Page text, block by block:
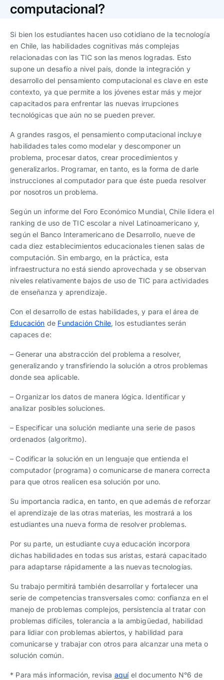
Trabaja con nosotros
Ver todo
Español English
Ver todas
Español English
Ver todas
Español English
progresivos de gestión
Ver todos
Español English
Español|English
Español|English
computacional?
Si bien los estudiantes hacen uso cotidiano de la tecnología
en Chile, las habilidades cognitivas más complejas
relacionadas con las TIC son las menos logradas. Esto
supone un desafío a nivel país, donde la integración y
desarrollo del pensamiento computacional es clave en este
contexto, ya que permite a los jóvenes estar más y mejor
capacitados para enfrentar las nuevas irrupciones
tecnológicas que aún no se pueden prever.
A grandes rasgos, el pensamiento computacional incluye
habilidades tales como modelar y descomponer un
problema, procesar datos, crear procedimientos y
generalizarlos. Programar, en tanto, es la forma de darle
instrucciones al computador para que éste pueda resolver
por nosotros un problema.
Según un informe del Foro Económico Mundial, Chile lidera el
ranking de uso de TIC escolar a nivel Latinoamericano y,
según el Banco Interamericano de Desarrollo, nueve de
cada diez establecimientos educacionales tienen salas de
computación. Sin embargo, en la práctica, esta
infraestructura no está siendo aprovechada y se observan
niveles relativamente bajos de uso de TIC para actividades
de enseñanza y aprendizaje.
Con el desarrollo de estas habilidades, y para el área de
Educación de Fundación Chile, los estudiantes serán
capaces de:
– Generar una abstracción del problema a resolver,
generalizando y transfiriendo la solución a otros problemas
donde sea aplicable.
– Organizar los datos de manera lógica. Identificar y
analizar posibles soluciones.
– Especificar una solución mediante una serie de pasos
ordenados (algoritmo).
– Codificar la solución en un lenguaje que entienda el
computador (programa) o comunicarse de manera correcta
para que otros realicen esa solución por uno.
Su importancia radica, en tanto, en que además de reforzar
el aprendizaje de las otras materias, les mostrará a los
estudiantes una nueva forma de resolver problemas.
Por su parte, un estudiante cuya educación incorpora
dichas habilidades en todas sus aristas, estará capacitado
para adaptarse rápidamente a las nuevas tecnologías.
Su trabajo permitirá también desarrollar y fortalecer una
serie de competencias transversales como: confianza en el
manejo de problemas complejos, persistencia al tratar con
problemas difíciles, tolerancia a la ambigüedad, habilidad
para lidiar con problemas abiertos, y habilidad para
comunicarse y trabajar con otros para alcanzar una meta o
solución común.
* Para más información, revisa aquíel documento N°6 de